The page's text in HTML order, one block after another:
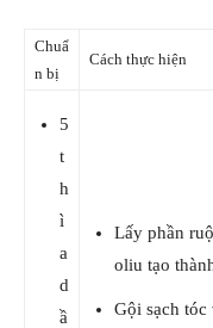
Chuẩ
n bị
Cách thực hiện
5
t
h
ì
a
d
ầ
Lấy phần
oliu tạo
Gội sạch